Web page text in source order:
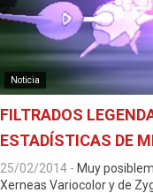
Noticia
FILTRADOS
ESTADÍSTICAS DE
25/02/2014 - Muy
Xerneas Variocolor y de